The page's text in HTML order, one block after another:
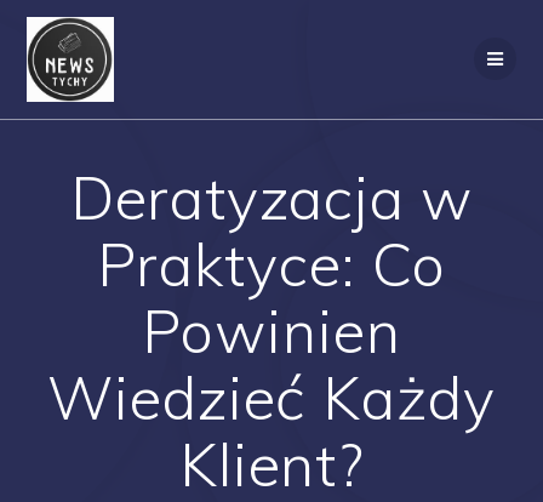
Deratyzacja w
Praktyce: Co
Powinien
Wiedzieć Każdy
Klient?